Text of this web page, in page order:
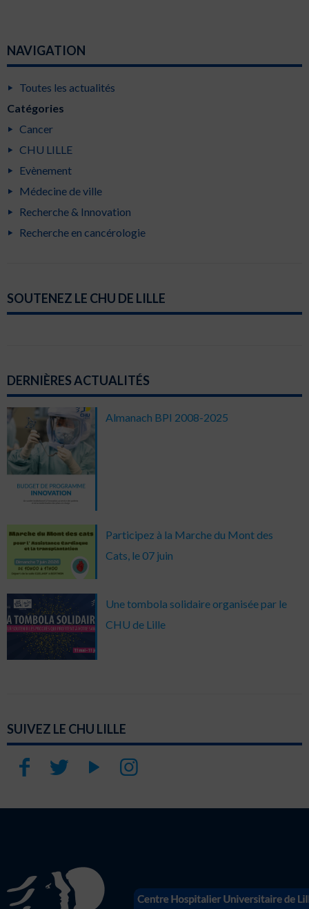
NAVIGATION
Toutes les actualités
Catégories
Cancer
CHU LILLE
Evènement
Médecine de ville
Recherche & Innovation
Recherche en cancérologie
SOUTENEZ LE CHU DE LILLE
DERNIÈRES ACTUALITÉS
Almanach BPI 2008-2025
Participez à la Marche du Mont des
Cats, le 07 juin
Une tombola solidaire organisée par le
CHU de Lille
SUIVEZ LE CHU LILLE